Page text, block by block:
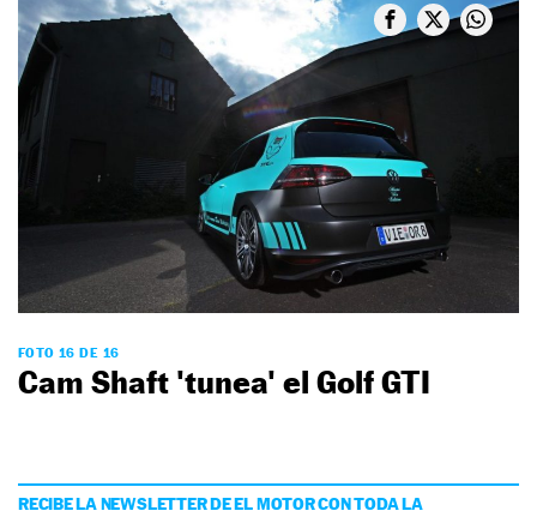
FOTO 16 DE 16
Cam Shaft 'tunea' el Golf GTI
RECIBE LA NEWSLETTER DE EL MOTOR CON TODA LA